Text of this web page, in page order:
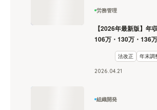
労務管理
【2026年最新版】年
106万・130万・136
178万・180万の壁と
法改正 年末調
2026.04.21
組織開発